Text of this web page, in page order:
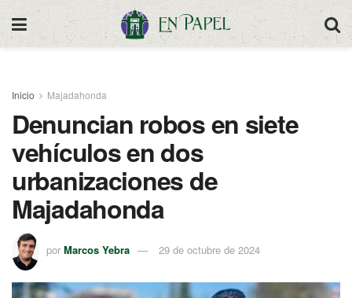
Inicio Majadahonda
Denuncian robos en siete
vehículos en dos
urbanizaciones de
Majadahonda
por Marcos Yebra 29 de octubre de 2024